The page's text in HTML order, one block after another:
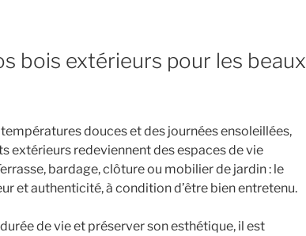
bois extérieurs pour les beaux
douces et des journées ensoleillées,
extérieurs redeviennent des espaces de vie
bardage, clôture ou mobilier de jardin : le
et authenticité, à condition d’être bien entretenu.
de vie et préserver son esthétique, il est